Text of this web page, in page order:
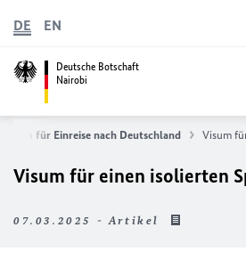
Deutsche Botschaft
Nairobi
DE EN
Visum für Einreise nach Deutschland Visum
Visum für einen isolierten
07.03.2025 - Artikel